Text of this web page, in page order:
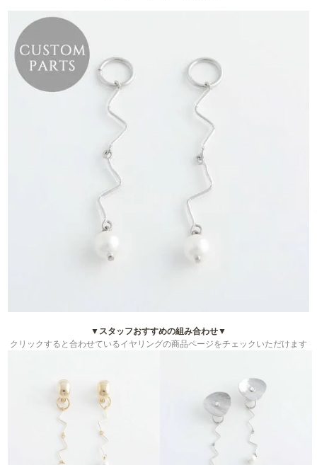
▼スタッフおすすめの組み合わせ▼
クリックすると合わせているイヤリングの商品ページをチェックいただけます